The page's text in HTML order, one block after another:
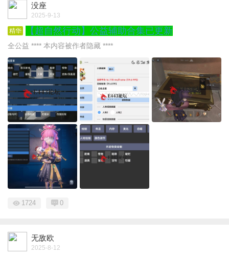
没座
2025-9-13
精华 【超自然行动】公益辅助合集已更新
全公益 **** 本内容被作者隐藏 ****
1724 0
无敌欧
2025-8-12